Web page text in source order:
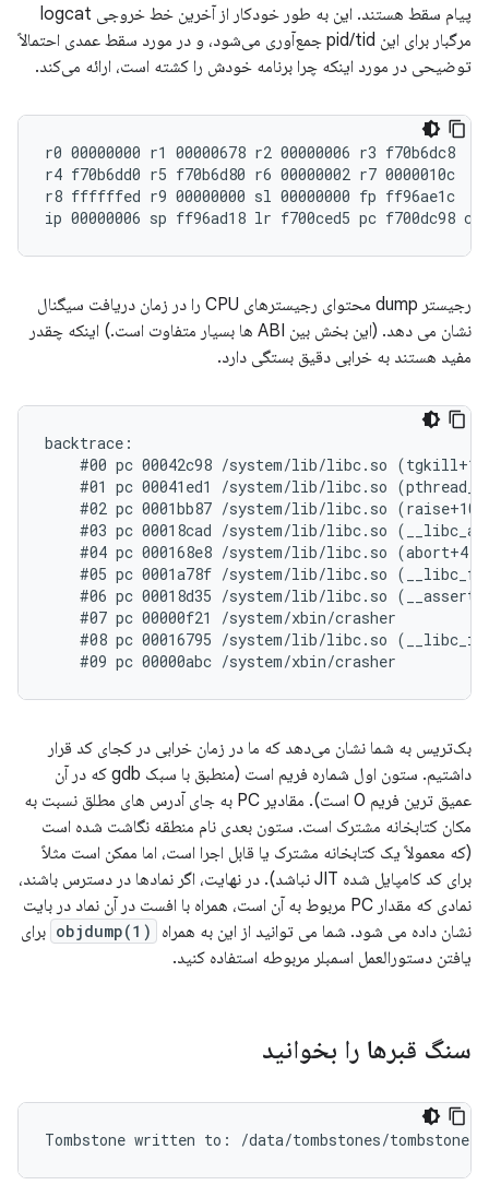
پیام سقط هستند. این به طور خودکار از آخرین خط خروجی logcat
مرگبار برای این pid/tid جمع‌آوری می‌شود، و در مورد سقط عمدی احتمالاً
توضیحی در مورد اینکه چرا برنامه خودش را کشته است، ارائه می‌کند.
r0 00000000 r1 00000678 r2 00000006 r3 f70b6dc8
r4 f70b6dd0 r5 f70b6d80 r6 00000002 r7 0000010c
r8 ffffffed r9 00000000 sl 00000000 fp ff96ae1c
رجیستر dump محتوای رجیسترهای CPU را در زمان دریافت سیگنال
نشان می دهد. (این بخش بین ABI ها بسیار متفاوت است.) اینکه چقدر
مفید هستند به خرابی دقیق بستگی دارد.
backtrace:
#00 pc 00042c98 /system/lib/libc.so
#01 pc 00041ed1 /system/lib/libc.so
    #02 pc 0001bb87 /system/lib/libc.so (raise+10)
#03 pc 00018cad /system/lib/libc.so
    #04 pc 000168e8 /system/lib/libc.so (abort+4)
#05 pc 0001a78f /system/lib/libc.so
#06 pc 00018d35 /system/lib/libc.so
    #07 pc 00000f21 /system/xbin/crasher
#08 pc 00016795 /system/lib/libc.so
بک‌تریس به شما نشان می‌دهد که ما در زمان خرابی در کجای کد قرار
داشتیم. ستون اول شماره فریم است (منطبق با سبک gdb که در آن
عمیق ترین فریم 0 است). مقادیر PC به جای آدرس های مطلق نسبت به
مکان کتابخانه مشترک است. ستون بعدی نام منطقه نگاشت شده است
(که معمولاً یک کتابخانه مشترک یا قابل اجرا است، اما ممکن است مثلاً
برای کد کامپایل شده JIT نباشد). در نهایت، اگر نمادها در دسترس باشند،
نمادی که مقدار PC مربوط به آن است، همراه با افست در آن نماد در بایت
نشان داده می شود. شما می توانید از این به همراه
objdump(1) برای
یافتن دستورالعمل اسمبلر مربوطه استفاده کنید.
سنگ قبرها را بخوانید